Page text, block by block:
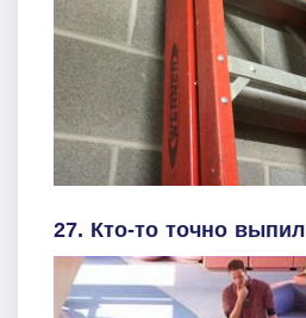
27. Кто-то точно выпил